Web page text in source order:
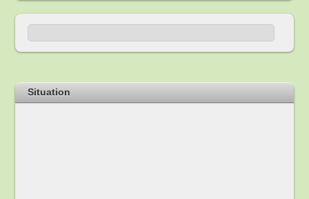
Situation